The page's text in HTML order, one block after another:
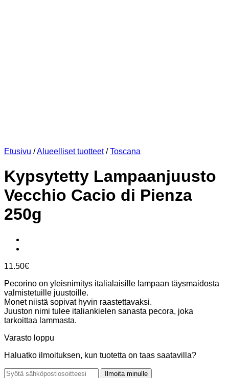
Etusivu /Alueelliset tuotteet / Toscana
Kypsytetty Lampaanjuusto
Vecchio Cacio di Pienza
250g
11.50€
Pecorino on yleisnimitys italialaisille lampaan täysmaidosta
valmistetuille juustoille.
Monet niistä sopivat hyvin raastettavaksi.
Juuston nimi tulee italiankielen sanasta pecora, joka
tarkoittaa lammasta.
Varasto loppu
Haluatko ilmoituksen, kun tuotetta on taas saatavilla?
Ilmoita minulle